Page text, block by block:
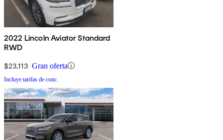
2022 Lincoln Aviator Standard
RWD
$23,113 Gran oferta
Incluye tarifas de conc.